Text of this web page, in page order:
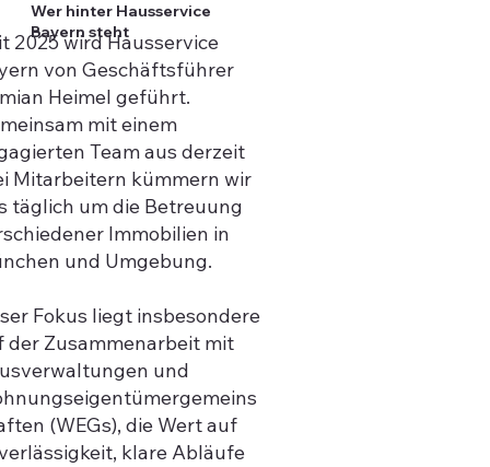
Wer hinter Hausservice
Bayern steht
2025 wird Hausservice
von Geschäftsführer
Heimel geführt.
mit einem
Team aus derzeit
Mitarbeitern kümmern wir
täglich um die Betreuung
Immobilien in
und Umgebung.
Fokus liegt insbesondere
der Zusammenarbeit mit
und
(WEGs), die Wert auf
klare Abläufe